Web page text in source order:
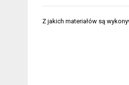
Nawigacja
Z jakich materiałów są